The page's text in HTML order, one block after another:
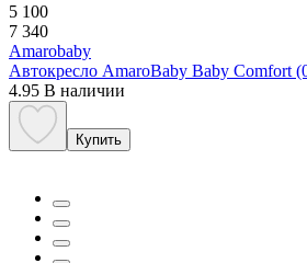
5 100
7 340
Amarobaby
Автокресло AmaroBaby Baby Comfort
4.95 В наличии
Купить